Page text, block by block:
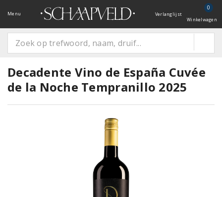
Menu Verlanglijst
0
Winkelwagen
Decadente Vino de España Cuvée
de la Noche Tempranillo 2025